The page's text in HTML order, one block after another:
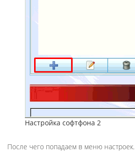
Настройка софтфона 2
После чего попадаем в меню настроек.